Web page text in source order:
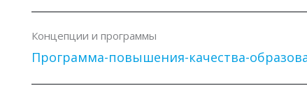
Концепции и программы
Программа-повышения-качества-